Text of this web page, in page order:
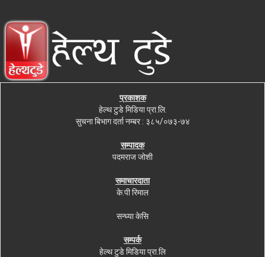
प्रकाशक
हेल्थ टुडे मिडिया प्रा.लि.
सुचना बिभाग दर्ता नम्बर : ३८५/०७३-७४
सम्पादक
पदमराज जोशी
समाचारदाता
के.पी रिमाल
सन्ध्या केसि
सम्पर्क
हेल्थ टुडे मिडिया प्रा.लि